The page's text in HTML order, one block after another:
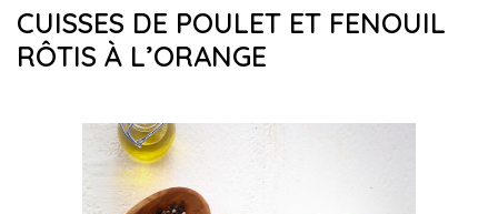
CUISSES DE POULET ET FENOUIL
RÔTIS À L’ORANGE